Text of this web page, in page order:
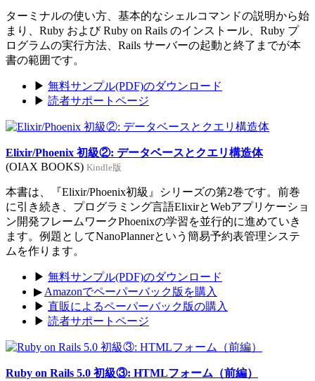
ターミナルの使い方、基本的なシェルコマンドの説明から始
まり、Ruby および Ruby on Rails のインストール、Ruby プ
ログラムの実行方法、Rails サーバーの起動と終了までが本
書の範囲です。
▶ 無料サンプル(PDF)のダウンロード
▶ 読者サポートページ
Elixir/Phoenix 初級②: データベースとクエリ構造体
(OIAX BOOKS) Kindle版
本書は、『Elixir/Phoenix初級』シリーズの第2巻です。前巻
に引き続き、プログラミング言語ElixirとWebアプリケーショ
ン開発フレームワークPhoenixの学習を並行的に進めていき
ます。例題としてNanoPlannerという簡易予約表管理システ
ムを作ります。
▶ 無料サンプル(PDF)のダウンロード
▶ Amazonでペーパーバック版を購入
▶ 直販によるペーパーバック版の購入
▶ 読者サポートページ
Ruby on Rails 5.0 初級③: HTMLフォーム（前編）